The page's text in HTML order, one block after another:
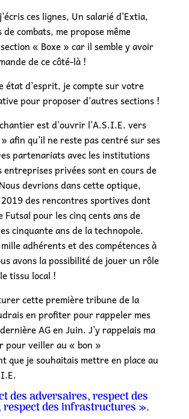
ces lignes, Un salarié d’Extia,
combats, me propose même
« Boxe » car il semble y avoir
de ce côté-là !
état d’esprit, je compte sur votre
pour proposer d’autres sections !
est d’ouvrir l’A.S.I.E. vers
afin qu’il ne reste pas centré sur ses
partenariats avec les institutions
entreprises privées sont en cours de
devrions dans cette optique,
des rencontres sportives dont
Futsal pour les cinq cents ans de
cinquante ans de la technopole.
adhérents et des compétences à
avons la possibilité de jouer un rôle
tissu local !
cette première tribune de la
en profiter pour rappeler mes
AG en Juin. J’y rappelais ma
pour veiller au « bon »
que je souhaitais mettre en place au
des adversaires, respect des
des infrastructures ».